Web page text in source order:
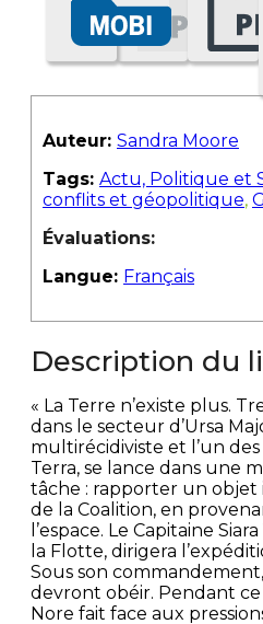
Auteur: Sandra Moore
Tags: Actu, Politique et
conflits et géopolitique,
Évaluations:
Langue: Français
Description du
« La Terre n’existe plus.
dans le secteur d’Ursa
multirécidiviste et l’un
Terra, se lance dans une
tâche : rapporter un objet
de la Coalition, en
l’espace. Le Capitaine
la Flotte, dirigera
Sous son
devront obéir. Pendant
Nore fait face aux